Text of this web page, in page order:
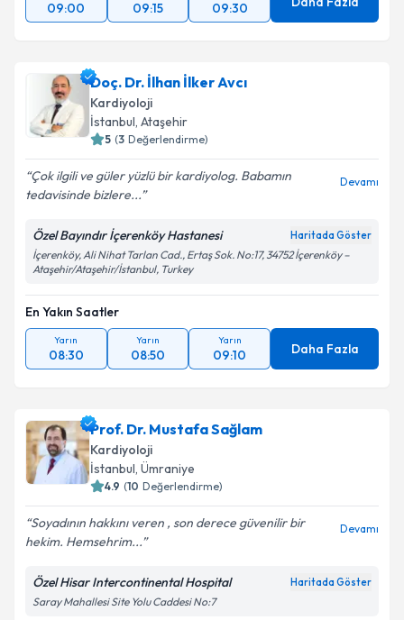
09:00 09:15 09:30
Doç. Dr. İlhan İlker Avcı
Kardiyoloji
İstanbul, Ataşehir
5 (3 Değerlendirme)
Çok ilgili ve güler yüzlü bir kardiyolog. Babamın
tedavisinde bizlere...
Devamı
Özel Bayındır İçerenköy Hastanesi Haritada Göster
İçerenköy, Ali Nihat Tarlan Cad., Ertaş Sok. No:17, 34752 İçerenköy –
Ataşehir/Ataşehir/İstanbul, Turkey
En Yakın Saatler
Yarın
08:30
Yarın
08:50
Yarın
09:10 Daha Fazla
Prof. Dr. Mustafa Sağlam
Kardiyoloji
İstanbul, Ümraniye
4.9 (10 Değerlendirme)
Soyadının hakkını veren , son derece güvenilir bir
hekim. Hemsehrim...
Devamı
Özel Hisar Intercontinental Hospital Haritada Göster
Saray Mahallesi Site Yolu Caddesi No:7